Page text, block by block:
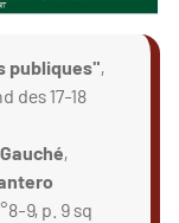
publiques",
des 17-18
,
9, p. 9 sq